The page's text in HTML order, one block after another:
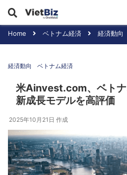
Home ベトナム経済 経済動向
経済動向 ベトナム経済
米Ainvest.com、ベトナ
新成長モデルを高評価
2025年10月21日 作成